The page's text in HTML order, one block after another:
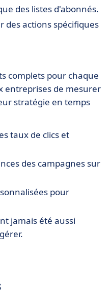
des listes d'abonnés.
des actions spécifiques
complets pour chaque
entreprises de mesurer
stratégie en temps
taux de clics et
des campagnes sur
pour
jamais été aussi